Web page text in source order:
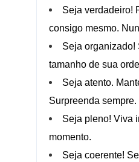
Seja verdadeiro!
consigo mesmo.
Seja organizado!
tamanho de sua
Seja atento.
Surpreenda sempre.
Seja pleno! Viva
momento.
Seja coerente!